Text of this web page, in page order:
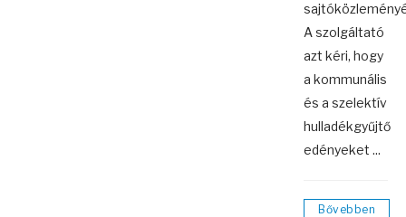
A szolgáltató
azt kéri, hogy
a kommunális
és a szelektív
hulladékgyűjtő
edényeket ...
Bővebben